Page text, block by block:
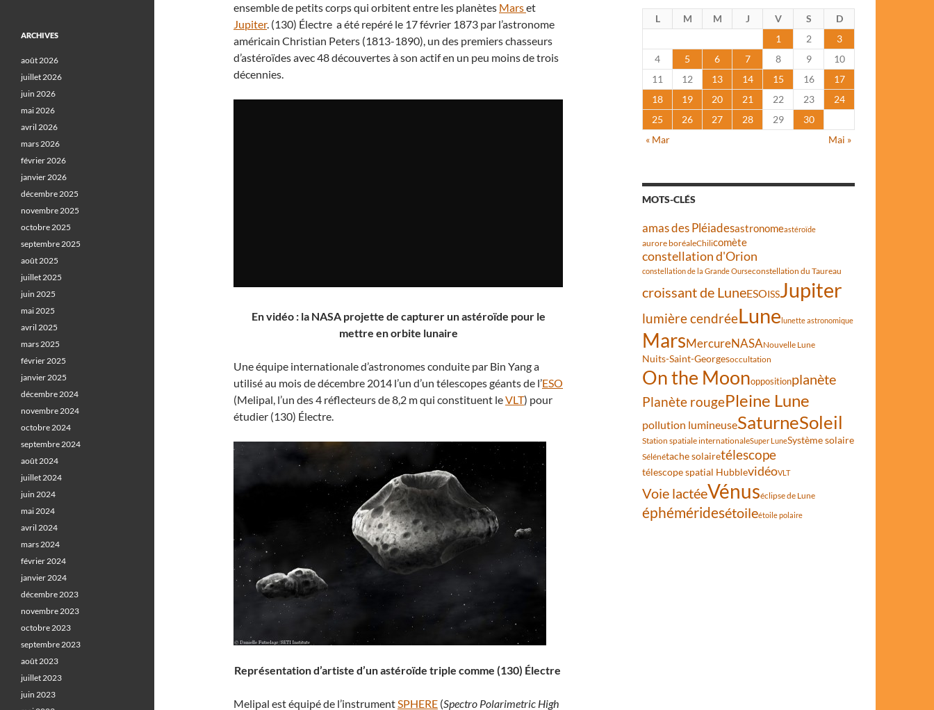
ensemble de petits corps qui orbitent entre les planètes Marset
Jupiter. (130) Électre a été repéré le 17 février 1873 par l’astronome
américain Christian Peters (1813-1890), un des premiers chasseurs
d’astéroïdes avec 48 découvertes à son actif en un peu moins de trois
décennies.
En vidéo : la NASA projette de capturer un astéroïde pour le
mettre en orbite lunaire
Une équipe internationale d’astronomes conduite par Bin Yang a
utilisé au mois de décembre 2014 l’un d’un télescopes géants de l’ESO
(Melipal, l’un des 4 réflecteurs de 8,2 m qui constituent leVLT) pour
étudier (130) Électre.
Représentation d’artiste d’un astéroïde triple comme (130) Électre
Melipal est équipé de l’instrumentSPHERE (Spectro Polarimetric High
L M M J V S
D
1
2
3
4
5 6 7 8 9
10
11
12 13 14 15 16
17
18
19 20 21 22 23
24
25
26 27 28 29
30
« Mar
Mai »
MOTS-CLÉS
amas des Pléiadesastronomeastéroïde
aurore boréaleChilicomète
constellation d'Orion
constellation de la Grande Ourseconstellation du Taureau
croissant de LuneESOISSJupiter
lumière cendréeLunelunette astronomique
MarsMercureNASANouvelle Lune
Nuits-Saint-Georgesoccultation
On the Moonoppositionplanète
Planète rougePleine Lune
pollution lumineuseSaturneSoleil
Station spatiale internationaleSuper LuneSystème solaire
Sélénétache solairetélescope
télescope spatial HubblevidéoVLT
Voie lactéeVénuséclipse de Lune
éphéméridesétoileétoile polaire
ARCHIVES
août 2026
juillet 2026
juin 2026
mai 2026
avril 2026
mars 2026
février 2026
janvier 2026
décembre 2025
novembre 2025
octobre 2025
septembre 2025
août 2025
juillet 2025
juin 2025
mai 2025
avril 2025
mars 2025
février 2025
janvier 2025
décembre 2024
novembre 2024
octobre 2024
septembre 2024
août 2024
juillet 2024
juin 2024
mai 2024
avril 2024
mars 2024
février 2024
janvier 2024
décembre 2023
novembre 2023
octobre 2023
septembre 2023
août 2023
juillet 2023
juin 2023